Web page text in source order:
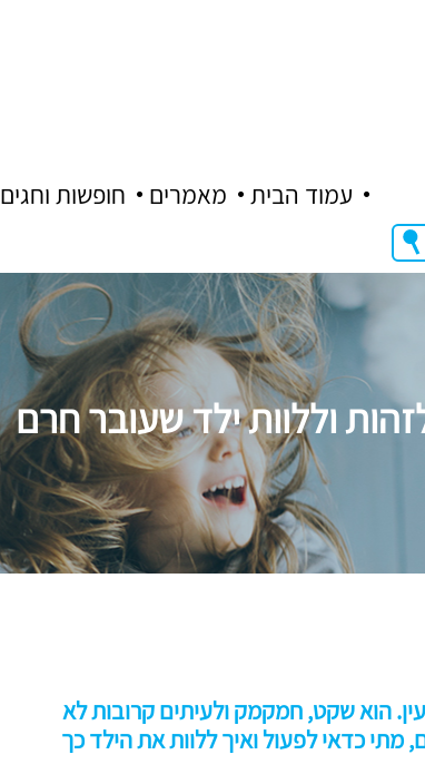
חופשות וחגים מאמרים עמוד הבית
וללוות ילד שעובר חרם
הוא שקט, חמקמק ולעיתים קרובות לא
כדאי לפעול ואיך ללוות את הילד כך